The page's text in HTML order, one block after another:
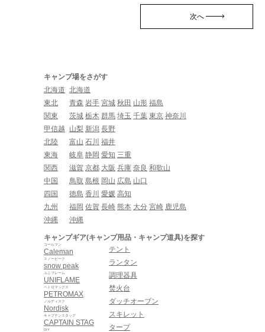
次へ
キャンプ場をさがす
北海道 北海道
東北
青森 岩手 宮城 秋田 山形 福島
関東
茨城 栃木 群馬 埼玉 千葉 東京 神奈川
甲信越
山梨 新潟 長野
北陸
富山 石川 福井
東海
岐阜 静岡 愛知 三重
関西
滋賀 京都 大阪 兵庫 奈良 和歌山
中国
鳥取 島根 岡山 広島 山口
四国
徳島 香川 愛媛 高知
九州
福岡 佐賀 長崎 熊本 大分 宮崎 鹿児島
沖縄
沖縄
キャンプギア(キャンプ用品・キャンプ道具)を探す
Caleman
コールマン
snow peak
スノーピーク
UNIFLAME
ユニフレーム
PETROMAX
ペトロマックス
Nordisk
ノルディスク
CAPTAIN STAG
キャプテンスタッグ
DIY
テント
ランタン
調理器具
焚火台
ダッチオーブン
スキレット
タープ